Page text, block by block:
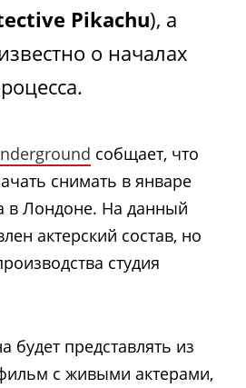
Pikachu), а
о началах
собщает, что
снимать в январе
в Лондоне. На данный
актерский состав, но
студия
будет представлять из
с живыми актерами,